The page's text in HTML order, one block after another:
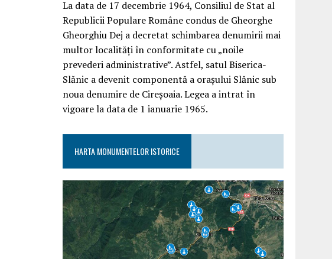
La data de 17 decembrie 1964, Consiliul de Stat al
Republicii Populare Române condus de Gheorghe
Gheorghiu Dej a decretat schimbarea denumirii mai
multor localități în conformitate cu „noile
prevederi administrative”. Astfel, satul Biserica-
Slănic a devenit componentă a orașului Slănic sub
noua denumire de Cireșoaia. Legea a intrat în
vigoare la data de 1 ianuarie 1965.
HARTA MONUMENTELOR ISTORICE